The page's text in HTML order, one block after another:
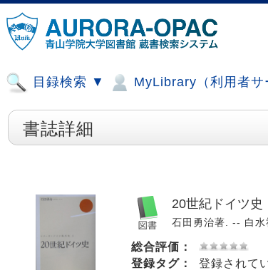
目録検索 ▼ MyLibrary（利用者
書誌詳細
20世紀ドイツ史
石田勇治著. -- 白
総合評価：
登録タグ：
登録されて